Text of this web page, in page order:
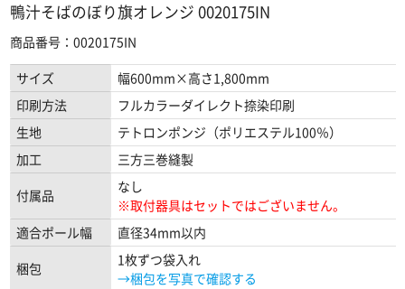
鴨汁そばのぼり旗オレンジ 0020175IN
商品番号：0020175IN
サイズ
幅600mm×高さ1,800mm
印刷方法
フルカラーダイレクト捺染印刷
生地
テトロンポンジ（ポリエステル100％）
加工
三方三巻縫製
付属品
なし
※取付器具はセットではございません。
適合ポール幅
直径34mm以内
梱包
1枚ずつ袋入れ
→梱包を写真で確認する